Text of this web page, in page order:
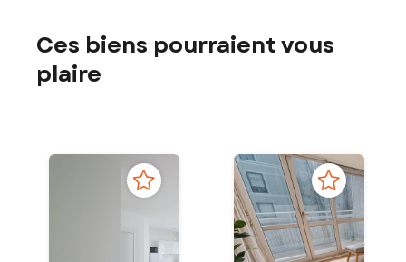
Ces biens pourraient vous
plaire